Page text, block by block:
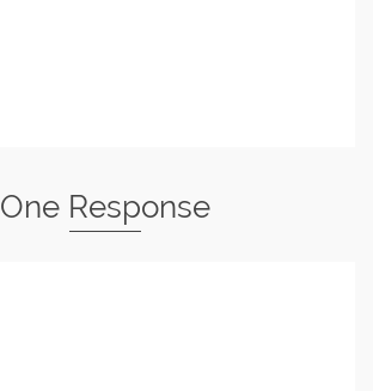
One Response